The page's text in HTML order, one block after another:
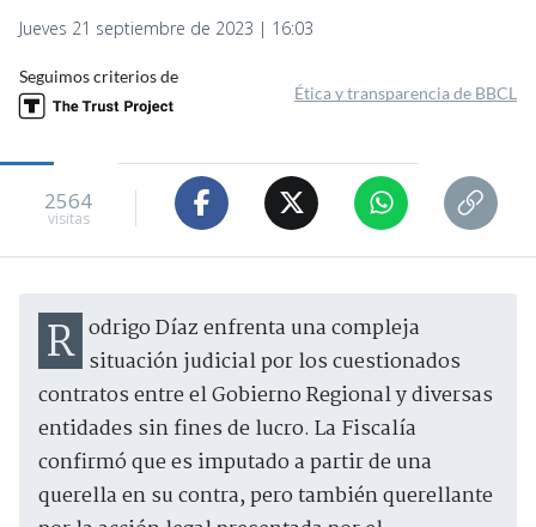
Jueves 21 septiembre de 2023 | 16:03
Seguimos criterios de
Ética y transparencia de BBCL
2564
visitas
Rodrigo Díaz enfrenta una compleja situación judicial por los cuestionados
contratos entre el Gobierno Regional y diversas
entidades sin fines de lucro. La Fiscalía
confirmó que es imputado a partir de una
querella en su contra, pero también querellante